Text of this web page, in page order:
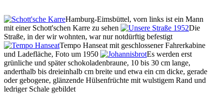
Hamburg-Eimsbüttel, vorn links ist ein Mann
mit einer Schott'schen Karre zu sehen
Die
Straße, in der wir wohnten, war nur notdürftig befestigt
Tempo Hanseat mit geschlossener Fahrerkabine
und Ladefläche, Foto um 1950
Es werden erst
grünliche und später schokoladenbraune, 10 bis 30 cm lange,
anderthalb bis dreieinhalb cm breite und etwa ein cm dicke, gerade
oder gebogene, glänzende Hülsenfrüchte mit wulstigem Rand und
ledriger Schale gebildet